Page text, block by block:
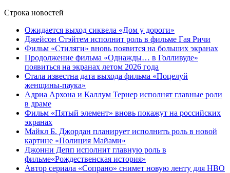
Строка новостей
Ожидается выход сиквела «Дом у дороги»
Джейсон Стэйтем исполнит роль в фильме Гая Ричи
Фильм «Стиляги» вновь появится на больших экранах
Продолжение фильма «Однажды… в Голливуде»
появиться на экранах летом 2026 года
Стала известна дата выхода фильма «Поцелуй
женщины-паука»
Адриа Архона и Каллум Тернер исполнят главные роли
в драме
Фильм «Пятый элемент» вновь покажут на российских
экранах
Майкл Б. Джордан планирует исполнить роль в новой
картине «Полиция Майами»
Джонни Депп исполнит главную роль в
фильме«Рождественская история»
Автор сериала «Сопрано» снимет новую ленту для HBO